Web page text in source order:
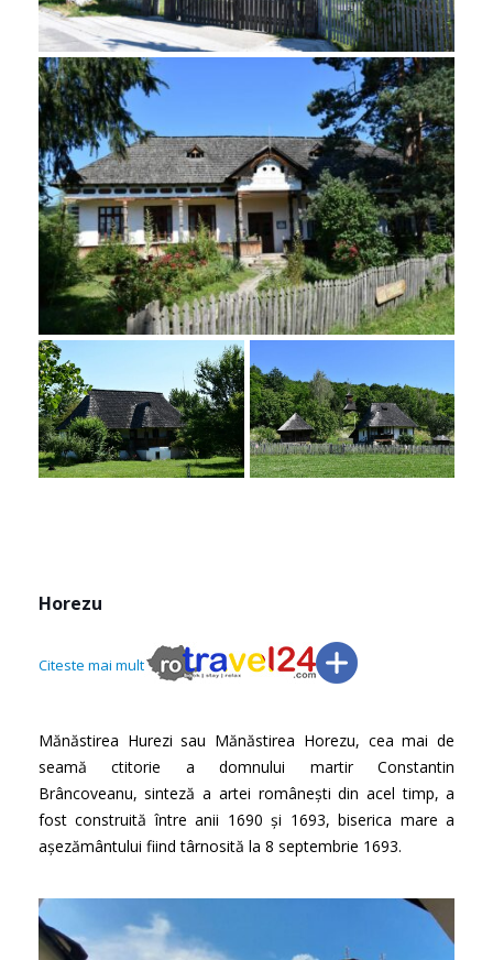
Horezu
Citeste mai mult
Mănăstirea Hurezi sau Mănăstirea Horezu, cea mai de
seamă ctitorie a domnului martir Constantin
Brâncoveanu, sinteză a artei românești din acel timp, a
fost construită între anii 1690 și 1693, biserica mare a
așezământului fiind târnosită la 8 septembrie 1693.